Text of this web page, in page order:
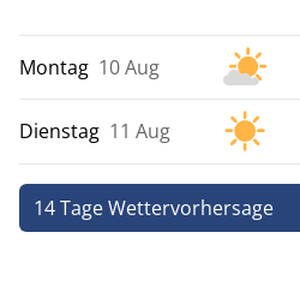
Montag 10 Aug
Dienstag 11 Aug
14 Tage Wettervorhersage